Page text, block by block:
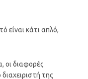
είναι κάτι απλό,
οι διαφορές
της